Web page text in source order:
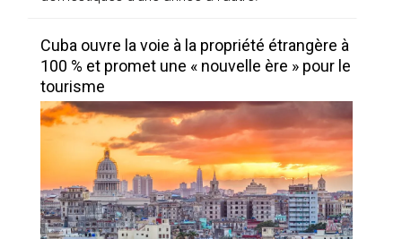
Cuba ouvre la voie à la propriété étrangère à
100 % et promet une « nouvelle ère » pour le
tourisme